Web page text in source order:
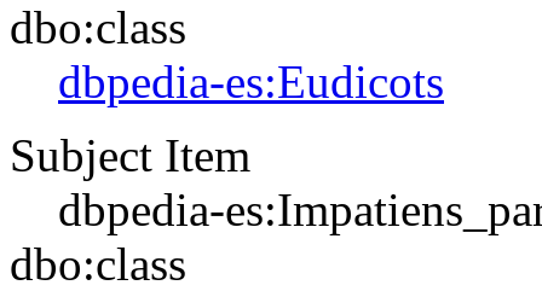
dbo:class
dbpedia-es:Eudicots
Subject Item
dbpedia-
dbo:class